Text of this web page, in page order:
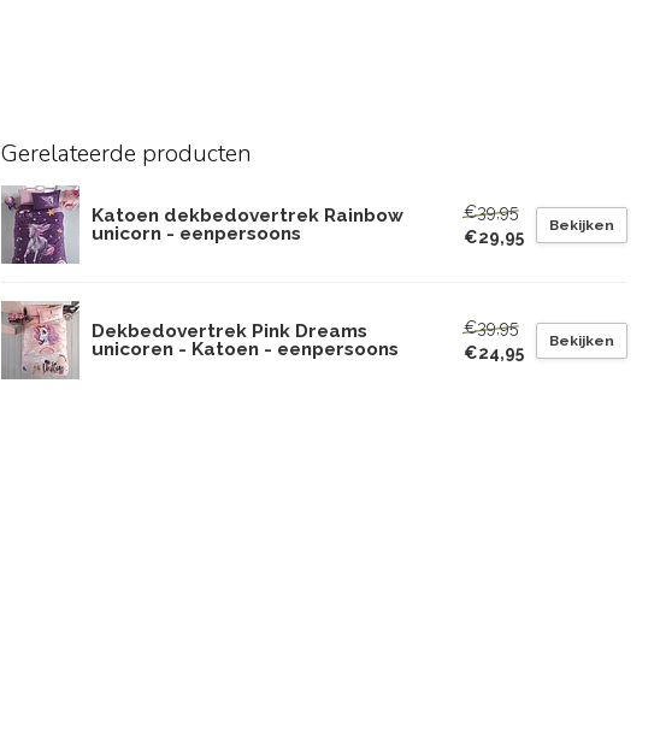
Gerelateerde producten
Katoen dekbedovertrek Rainbow
unicorn - eenpersoons
€39,95
€29,95
Bekijken
Dekbedovertrek Pink Dreams
unicoren - Katoen - eenpersoons
€39,95
€24,95
Bekijken